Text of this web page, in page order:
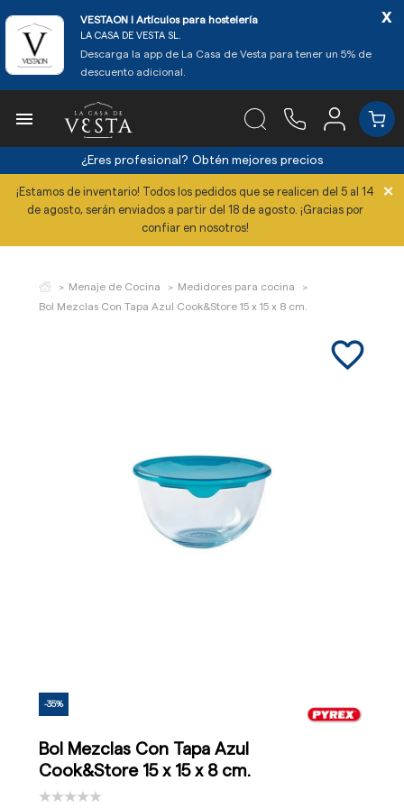
VESTAON l Artículos para hostelería
LA CASA DE VESTA SL.
Descarga la app de La Casa de Vesta para tener un 5% de
descuento adicional.
x

¿Eres profesional? Obtén mejores precios
¡Estamos de inventario! Todos los pedidos que se realicen del 5 al 14
de agosto, serán enviados a partir del 18 de agosto. ¡Gracias por
confiar en nosotros!
×
Menaje de Cocina
Medidores para cocina
Bol Mezclas Con Tapa Azul Cook&Store 15 x 15 x 8 cm.
favorite_border
-35%
Bol Mezclas Con Tapa Azul
Cook&Store 15 x 15 x 8 cm.